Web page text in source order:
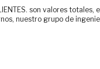
son valores
nuestro grupo de